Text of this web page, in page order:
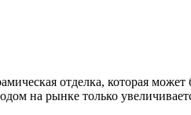
отделка, которая
на рынке только